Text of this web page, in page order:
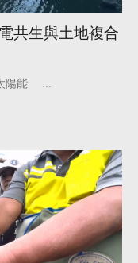
共生與土地複合
陽能 ...